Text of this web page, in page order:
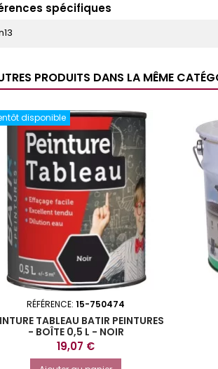
spécifiques
PRODUITS DANS LA MÊME
disponible
RÉFÉRENCE: 15-750474
TABLEAU BATIR PEINTURES
- BOÎTE 0,5 L - NOIR
Prix
19,07 €